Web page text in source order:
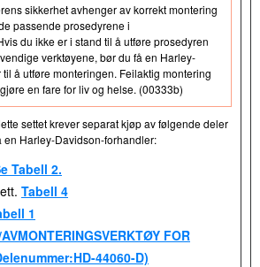
sikkerhet avhenger av korrekt montering
passende prosedyrene i
du ikke er i stand til å utføre prosedyren
verktøyene, bør du få en Harley-
å utføre monteringen. Feilaktig montering
en fare for liv og helse. (00333b)
settet krever separat kjøp av følgende deler
Harley-Davidson-forhandler:
Tabell 2.
Tabell 4
1
FOR
44060-D)